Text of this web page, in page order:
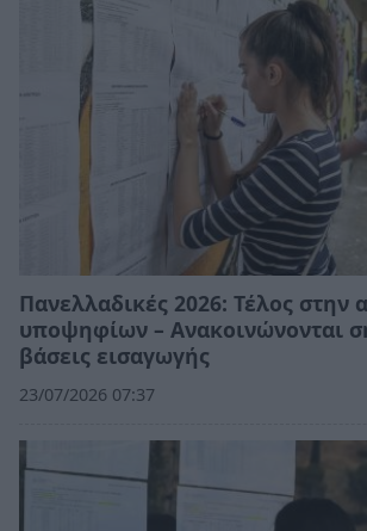
Πανελλαδικές 2026: Τέλος στην
υποψηφίων – Ανακοινώνονται
βάσεις εισαγωγής
23/07/2026 07:37